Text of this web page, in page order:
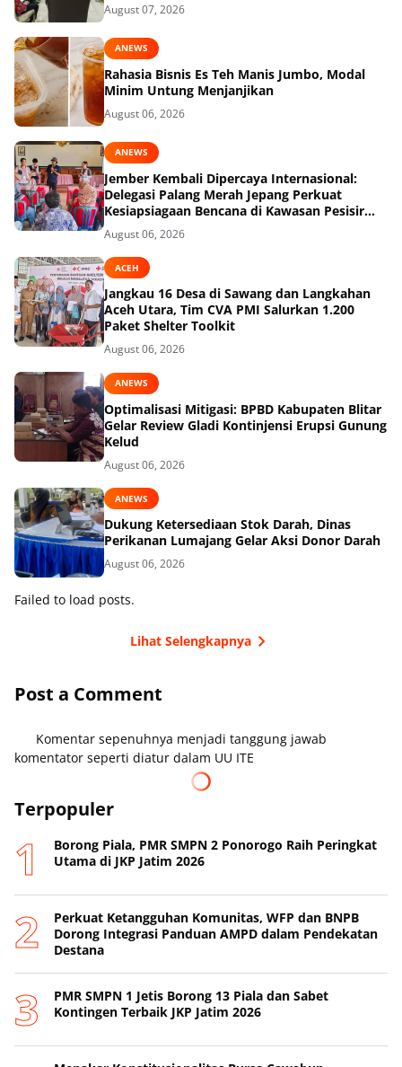
August 07, 2026
ANEWS
Rahasia Bisnis Es Teh Manis Jumbo, Modal
Minim Untung Menjanjikan
August 06, 2026
ANEWS
Jember Kembali Dipercaya Internasional:
Delegasi Palang Merah Jepang Perkuat
Kesiapsiagaan Bencana di Kawasan Pesisir
dan Sekolah
August 06, 2026
ACEH
Jangkau 16 Desa di Sawang dan Langkahan
Aceh Utara, Tim CVA PMI Salurkan 1.200
Paket Shelter Toolkit
August 06, 2026
ANEWS
Optimalisasi Mitigasi: BPBD Kabupaten Blitar
Gelar Review Gladi Kontinjensi Erupsi Gunung
Kelud
August 06, 2026
ANEWS
Dukung Ketersediaan Stok Darah, Dinas
Perikanan Lumajang Gelar Aksi Donor Darah
August 06, 2026
Failed to load posts.
Lihat Selengkapnya
Post a Comment
Komentar sepenuhnya menjadi tanggung jawab
komentator seperti diatur dalam UU ITE
Terpopuler
Borong Piala, PMR SMPN 2 Ponorogo Raih Peringkat
Utama di JKP Jatim 2026
Perkuat Ketangguhan Komunitas, WFP dan BNPB
Dorong Integrasi Panduan AMPD dalam Pendekatan
Destana
PMR SMPN 1 Jetis Borong 13 Piala dan Sabet
Kontingen Terbaik JKP Jatim 2026